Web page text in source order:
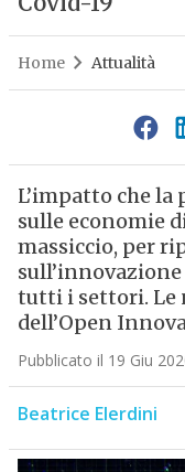
Home Attualità
L’impatto che la
sulle economie
massiccio, per
tutti i settori. Le
dell’Open
Pubblicato il 19 Giu
Beatrice Elerdini